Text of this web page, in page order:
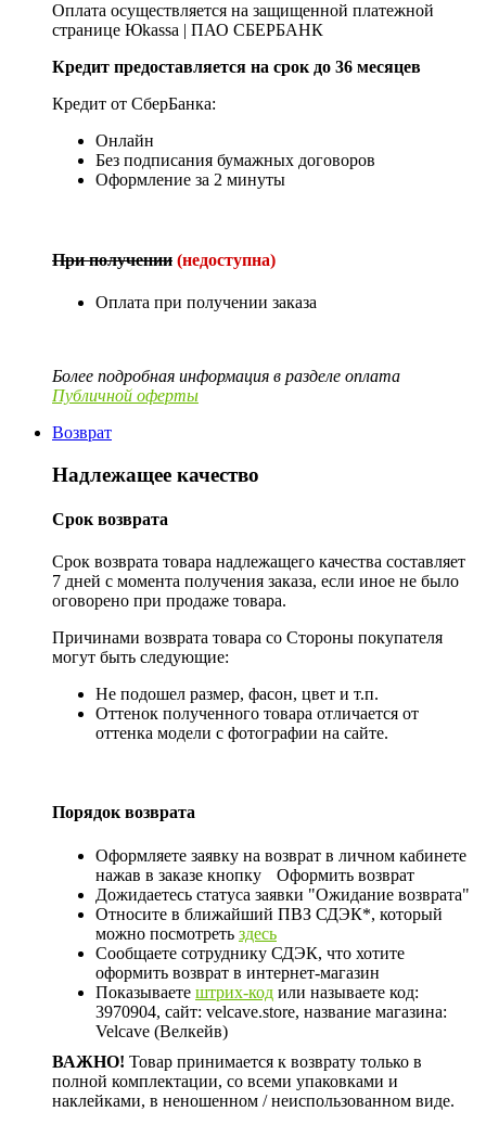
Оплата осуществляется на защищенной платежной
странице Юkassa | ПАО СБЕРБАНК
Кредит предоставляется на срок до 36 месяцев
Кредит от СберБанка:
Онлайн
Без подписания бумажных договоров
Оформление за 2 минуты
При получении (недоступна)
Оплата при получении заказа
Более подробная информация в разделе оплата
Публичной оферты
Возврат
Надлежащее качество
Срок возврата
Срок возврата товара надлежащего качества составляет
7 дней с момента получения заказа, если иное не было
оговорено при продаже товара.
Причинами возврата товара со Стороны покупателя
могут быть следующие:
Не подошел размер, фасон, цвет и т.п.
Оттенок полученного товара отличается от
оттенка модели с фотографии на сайте.
Порядок возврата
Оформляете заявку на возврат в личном кабинете
нажав в заказе кнопку
Оформить возврат
Дожидаетесь статуса заявки "Ожидание возврата"
Относите в ближайший ПВЗ СДЭК*, который
можно посмотреть здесь
Сообщаете сотруднику СДЭК, что хотите
оформить возврат в интернет-магазин
Показываете штрих-код или называете код:
3970904, сайт: velcave.store, название магазина:
Velcave (Велкейв)
ВАЖНО! Товар принимается к возврату только в
полной комплектации, со всеми упаковками и
наклейками, в неношенном / неиспользованном виде.